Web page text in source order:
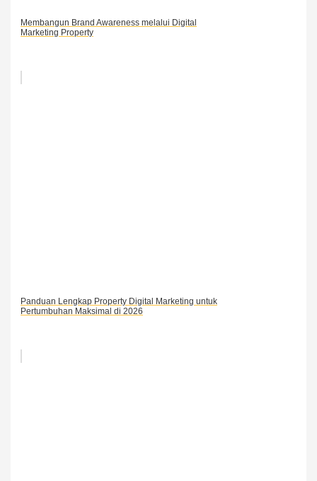
Membangun Brand Awareness melalui Digital
Marketing Property
Panduan Lengkap Property Digital Marketing untuk
Pertumbuhan Maksimal di 2026